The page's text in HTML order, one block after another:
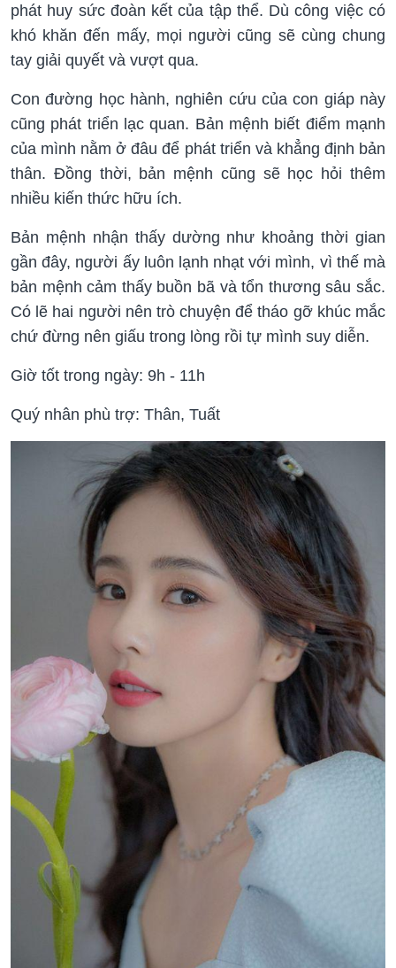
phát huy sức đoàn kết của tập thể. Dù công việc có
khó khăn đến mấy, mọi người cũng sẽ cùng chung
tay giải quyết và vượt qua.
Con đường học hành, nghiên cứu của con giáp này
cũng phát triển lạc quan. Bản mệnh biết điểm mạnh
của mình nằm ở đâu để phát triển và khẳng định bản
thân. Đồng thời, bản mệnh cũng sẽ học hỏi thêm
nhiều kiến thức hữu ích.
Bản mệnh nhận thấy dường như khoảng thời gian
gần đây, người ấy luôn lạnh nhạt với mình, vì thế mà
bản mệnh cảm thấy buồn bã và tổn thương sâu sắc.
Có lẽ hai người nên trò chuyện để tháo gỡ khúc mắc
chứ đừng nên giấu trong lòng rồi tự mình suy diễn.
Giờ tốt trong ngày: 9h - 11h
Quý nhân phù trợ: Thân, Tuất